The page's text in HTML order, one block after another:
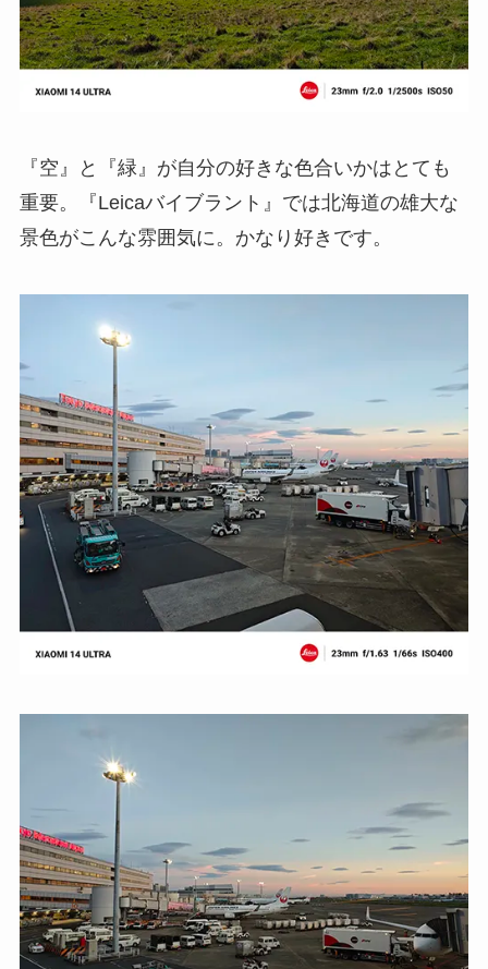
『空』と『緑』が自分の好きな色合いかはとても
重要。『Leicaバイブラント』では北海道の雄大な
景色がこんな雰囲気に。かなり好きです。